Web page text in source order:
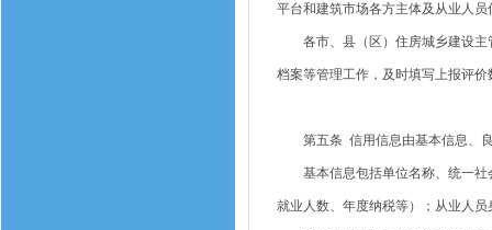
平台和建筑市场各方主体及从业人
各市、县（区）住房城乡建设主
档案等管理工作，及时填写上报评价
第五条 信用信息由基本信息、良
基本信息包括单位名称、统一社
就业人数、年度纳税等）；从业人